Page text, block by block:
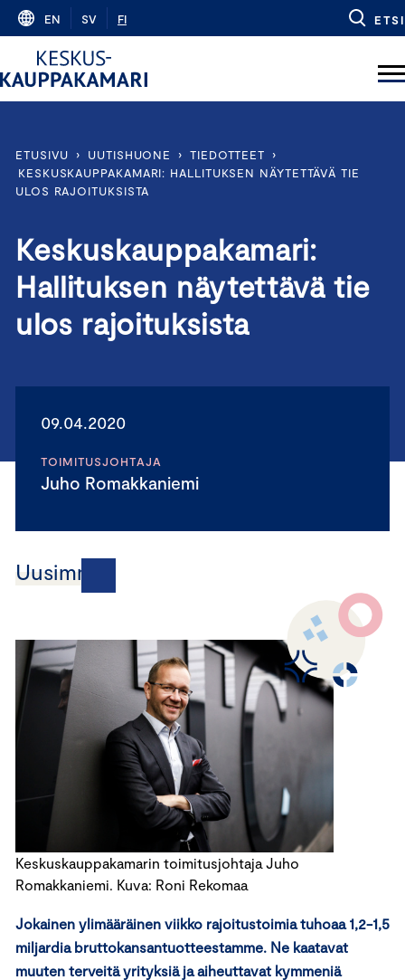
Skip
content
EN SV FI ETSI
ETUSIVU › UUTISHUONE › TIEDOTTEET
›
KESKUSKAUPPAKAMARI: HALLITUKSEN NÄYTETTÄVÄ TIE
ULOS RAJOITUKSISTA
Keskuskauppakamari:
Hallituksen näytettävä tie
ulos rajoituksista
09.04.2020
TOIMITUSJOHTAJA
Juho Romakkaniemi
Uusimmat
Keskuskauppakamarin toimitusjohtaja Juho
Romakkaniemi. Kuva: Roni Rekomaa
Jokainen ylimääräinen viikko rajoitustoimia tuhoaa 1,2-1,5
miljardia bruttokansantuotteestamme. Ne kaatavat
muuten terveitä yrityksiä ja aiheuttavat kymmeniä